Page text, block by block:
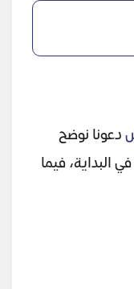
دعونا نوضح
البداية، فيما